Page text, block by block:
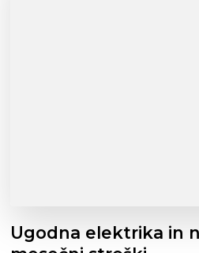
Ugodna elektrika in